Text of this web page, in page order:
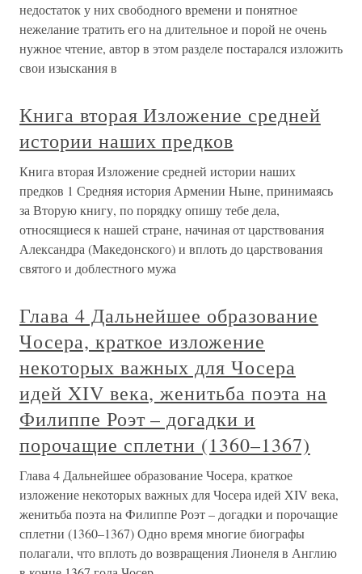
недостаток у них свободного времени и понятное
нежелание тратить его на длительное и порой не очень
нужное чтение, автор в этом разделе постарался изложить
свои изыскания в
Книга вторая Изложение средней
истории наших предков
Книга вторая Изложение средней истории наших
предков 1 Средняя история Армении Ныне, принимаясь
за Вторую книгу, по порядку опишу тебе дела,
относящиеся к нашей стране, начиная от царствования
Александра (Македонского) и вплоть до царствования
святого и доблестного мужа
Глава 4 Дальнейшее образование
Чосера, краткое изложение
некоторых важных для Чосера
идей XIV века, женитьба поэта на
Филиппе Роэт – догадки и
порочащие сплетни (1360–1367)
Глава 4 Дальнейшее образование Чосера, краткое
изложение некоторых важных для Чосера идей XIV века,
женитьба поэта на Филиппе Роэт – догадки и порочащие
сплетни (1360–1367) Одно время многие биографы
полагали, что вплоть до возвращения Лионеля в Англию